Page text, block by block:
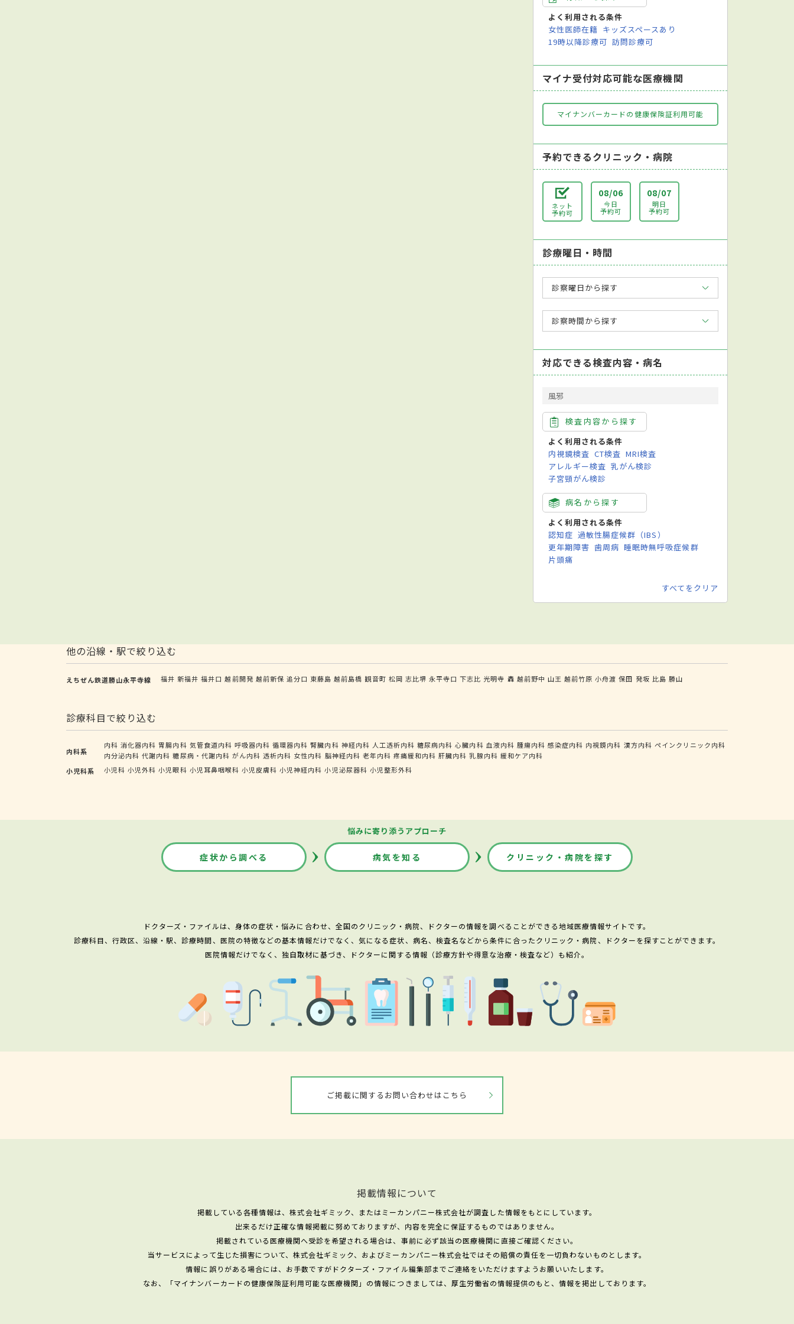
よく利用される条件
女性医師在籍 キッズスペースあり
19時以降診療可 訪問診療可
マイナ受付対応可能な医療機関
マイナンバーカードの健康保険証利用可能
予約できるクリニック・病院
ネット
予約可
08/06
今日
予約可
08/07
明日
予約可
診療曜日・時間
診察曜日から探す
診察時間から探す
対応できる検査内容・病名
風邪
検査内容から探す
よく利用される条件
内視鏡検査 CT検査 MRI検査
アレルギー検査 乳がん検診
子宮頸がん検診
病名から探す
よく利用される条件
認知症 過敏性腸症候群（IBS）
更年期障害 歯周病 睡眠時無呼吸症候群
片頭痛
すべてをクリア
他の沿線・駅で絞り込む
えちぜん鉄道勝山永平寺線 福井 新福井 福井口 越前開発 越前新保 追分口 東藤島 越前島橋 観音町 松岡 志比堺 永平寺口 下志比 光明寺 轟 越前野中 山王 越前竹原 小舟渡 保田 発坂 比島 勝山
診療科目で絞り込む
内科系
内科 消化器内科 胃腸内科 気管食道内科 呼吸器内科 循環器内科 腎臓内科 神経内科 人工透析内科 糖尿病内科 心臓内科 血液内科 腫瘍内科 感染症内科 内視鏡内科 漢方内科 ペインクリニック内科
内分泌内科 代謝内科 糖尿病・代謝内科 がん内科 透析内科 女性内科 脳神経内科 老年内科 疼痛緩和内科 肝臓内科 乳腺内科 緩和ケア内科
小児科系
小児科 小児外科 小児眼科 小児耳鼻咽喉科 小児皮膚科 小児神経内科 小児泌尿器科 小児整形外科
悩みに寄り添うアプローチ
症状から調べる 病気を知る クリニック・病院を探す
ドクターズ・ファイルは、身体の症状・悩みに合わせ、全国のクリニック・病院、ドクターの情報を調べることができる地域医療情報サイトです。
診療科目、行政区、沿線・駅、診療時間、医院の特徴などの基本情報だけでなく、気になる症状、病名、検査名などから条件に合ったクリニック・病院、ドクターを探すことができます。
医院情報だけでなく、独自取材に基づき、ドクターに関する情報（診療方針や得意な治療・検査など）も紹介。
ご掲載に関するお問い合わせはこちら
掲載情報について
掲載している各種情報は、株式会社ギミック、またはミーカンパニー株式会社が調査した情報をもとにしています。
出来るだけ正確な情報掲載に努めておりますが、内容を完全に保証するものではありません。
掲載されている医療機関へ受診を希望される場合は、事前に必ず該当の医療機関に直接ご確認ください。
当サービスによって生じた損害について、株式会社ギミック、およびミーカンパニー株式会社ではその賠償の責任を一切負わないものとします。
情報に誤りがある場合には、お手数ですがドクターズ・ファイル編集部までご連絡をいただけますようお願いいたします。
なお、「マイナンバーカードの健康保険証利用可能な医療機関」の情報につきましては、厚生労働省の情報提供のもと、情報を掲出しております。